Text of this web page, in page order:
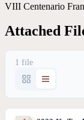
VIII Centenario
Attached
1 file